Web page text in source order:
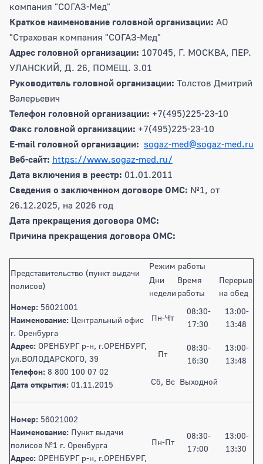
компания "СОГАЗ-Мед"
Краткое наименование головной организации: АО
"Страховая компания "СОГАЗ-Мед"
Адрес головной организации: 107045, Г. МОСКВА, ПЕР.
УЛАНСКИЙ, Д. 26, ПОМЕЩ. 3.01
Руководитель головной организации: Толстов Дмитрий
Валерьевич
Телефон головной организации: +7(495)225-23-10
Факс головной организации: +7(495)225-23-10
E-mail головной организации: sogaz-med@sogaz-med.ru
Веб-сайт: https://www.sogaz-med.ru/
Дата включения в реестр: 01.01.2011
Сведения о заключенном договоре ОМС: №1, от
26.12.2025, на 2026 год
Дата прекращения договора ОМС:
Причина прекращения договора ОМС:
Представительство (пункт выдачи
полисов)
Режим работы
Дни
недели
Время
работы
Перерыв
на обед
Номер: 56021001
Наименование: Центральный офис
г. Оренбурга
Адрес: ОРЕНБУРГ р-н, г.ОРЕНБУРГ,
ул.ВОЛОДАРСКОГО, 39
Телефон: 8 800 100 07 02
Дата открытия: 01.11.2015
Пн-Чт
08:30-
17:30
13:00-
13:48
Пт
08:30-
16:30
13:00-
13:48
Сб, Вс Выходной
Номер: 56021002
Наименование: Пункт выдачи
полисов №1 г. Оренбурга
Адрес: ОРЕНБУРГ р-н, г.ОРЕНБУРГ,
Пн-Пт
08:30-
17:00
13:00-
13:30